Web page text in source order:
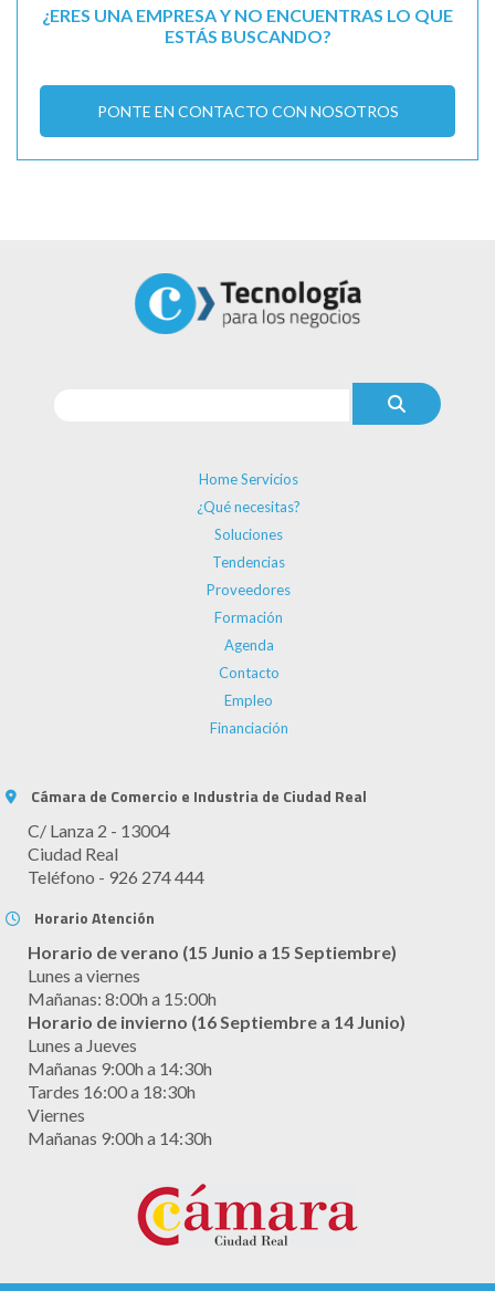
¿ERES UNA EMPRESA Y NO ENCUENTRAS LO QUE
ESTÁS BUSCANDO?
PONTE EN CONTACTO CON NOSOTROS
Home Servicios
¿Qué necesitas?
Soluciones
Tendencias
Proveedores
Formación
Agenda
Contacto
Empleo
Financiación
Cámara de Comercio e Industria de Ciudad Real
C/ Lanza 2 - 13004
Ciudad Real
Teléfono - 926 274 444
Horario Atención
Horario de verano (15 Junio a 15 Septiembre)
Lunes a viernes
Mañanas: 8:00h a 15:00h
Horario de invierno (16 Septiembre a 14 Junio)
Lunes a Jueves
Mañanas 9:00h a 14:30h
Tardes 16:00 a 18:30h
Viernes
Mañanas 9:00h a 14:30h